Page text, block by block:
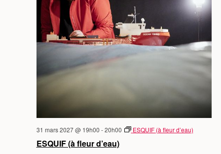
ESQUIF (à fleur d’eau)
31 mars 2027 @ 19h00 -20h00 ESQUIF (à fleur d’eau)